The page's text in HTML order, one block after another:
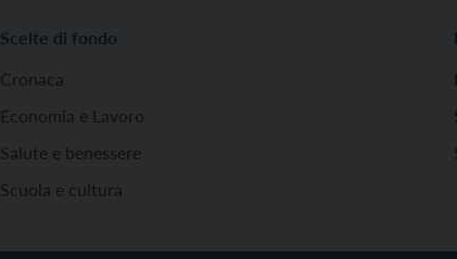
Scelte di fondo
Cronaca
Economia e Lavoro
Salute e benessere
Scuola e cultura